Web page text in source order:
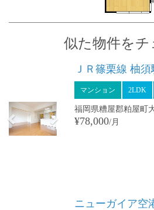
似た物件をチ
ＪＲ篠栗線 柚
マンション 2LDK
福岡県糟屋郡粕屋町
¥78,000/月
ニューガイア空